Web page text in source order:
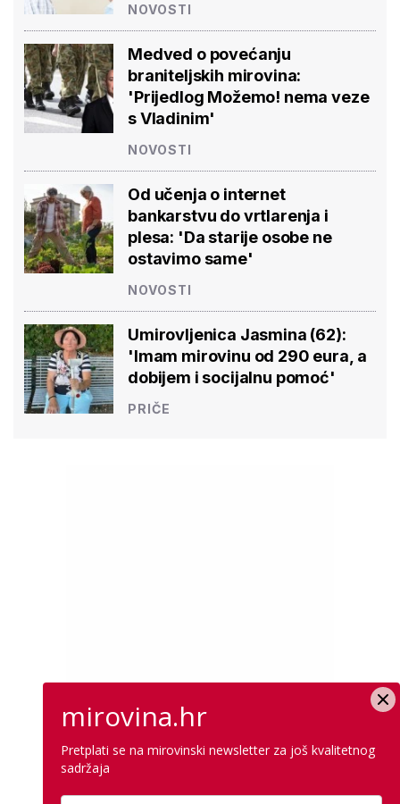
NOVOSTI
Medved o povećanju
braniteljskih mirovina:
'Prijedlog Možemo! nema veze
s Vladinim'
NOVOSTI
Od učenja o internet
bankarstvu do vrtlarenja i
plesa: 'Da starije osobe ne
ostavimo same'
NOVOSTI
Umirovljenica Jasmina (62):
'Imam mirovinu od 290 eura, a
dobijem i socijalnu pomoć'
PRIČE
mirovina.hr
Pretplati se na mirovinski newsletter za još kvalitetnog
sadržaja